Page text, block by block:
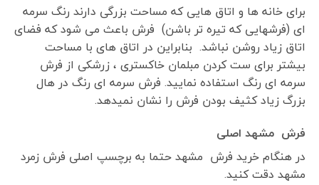
برای خانه ها و اتاق هایی که مساحت بزرگی دارند رنگ سرمه
ای (فرشهایی که تیره تر باشن) فرش باعث می شود که فضای
اتاق زیاد روشن نباشد. بنابراین در اتاق های با مساحت
بیشتر برای ست کردن مبلمان خاکستری ، زرشکی از فرش
سرمه ای رنگ استفاده نمایید. فرش سرمه ای رنگ در هال
بزرگ زیاد کثیف بودن فرش را نشان نمیدهد.
فرش مشهد اصلی
در هنگام خرید فرش مشهد حتما به برچسپ اصلی فرش زمرد
مشهد دقت کنید.